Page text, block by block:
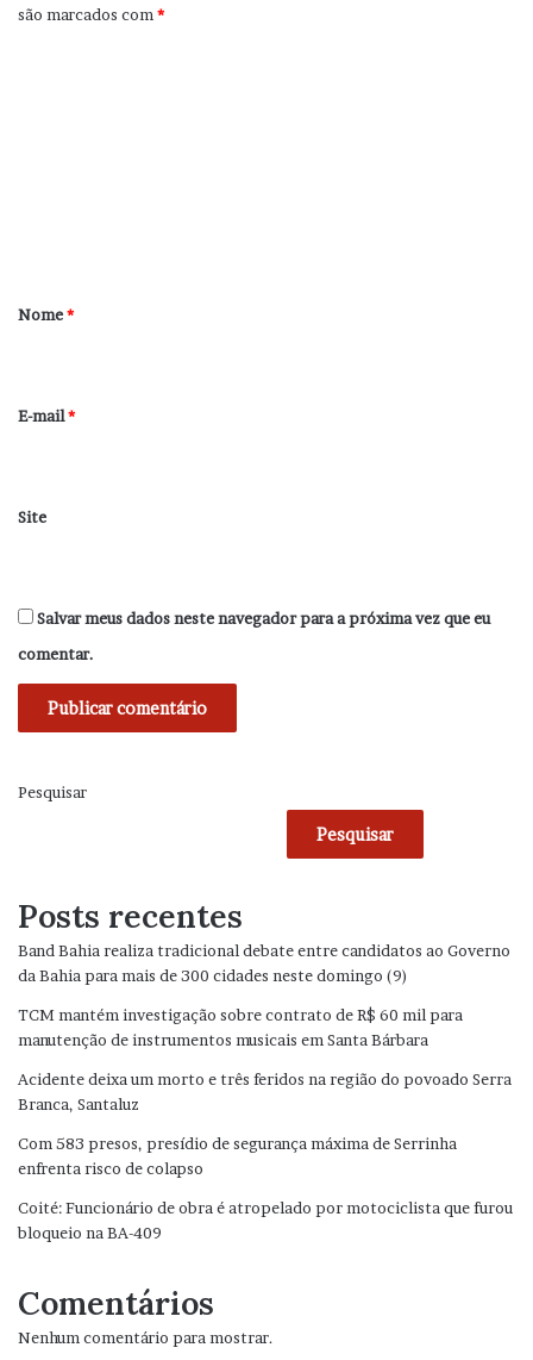
são marcados com *
r
*
Nome*
E-mail*
Site
Salvar meus dados neste navegador para a próxima vez que eu
comentar.
Pesquisar
Pesquisar
Posts recentes
Band Bahia realiza tradicional debate entre candidatos ao Governo
da Bahia para mais de 300 cidades neste domingo (9)
TCM mantém investigação sobre contrato de R$ 60 mil para
manutenção de instrumentos musicais em Santa Bárbara
Acidente deixa um morto e três feridos na região do povoado Serra
Branca, Santaluz
Com 583 presos, presídio de segurança máxima de Serrinha
enfrenta risco de colapso
Coité: Funcionário de obra é atropelado por motociclista que furou
bloqueio na BA-409
Comentários
Nenhum comentário para mostrar.